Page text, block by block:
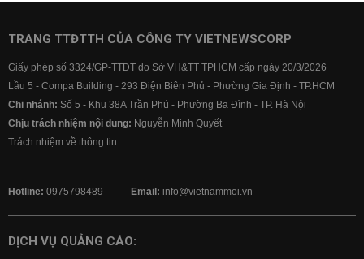
TRANG TTĐTTH CỦA CÔNG TY VIETNEWSCORP
Giấy phép số 3324/GP-TTĐT do Sở VH&TT TPHCM cấp ngày 20/3/2026
Lầu 5 - Compa Building - 293 Điện Biên Phủ - Phường Gia Định - TP.HCM
Chi nhánh: Số 5 - Khu 38A Trần Phú - Phường Ba Đình - TP. Hà Nội
Chịu trách nhiệm nội dung: Nguyễn Minh Quyết
Trách nhiệm về thông tin
Hotline: 0975798489 Email: info@vietnammoi.vn
DỊCH VỤ QUẢNG CÁO: